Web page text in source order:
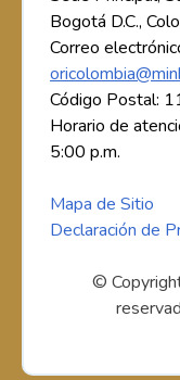
Bogotá D.C.,
Correo
Código Postal:
Horario de
5:00 p.m.
Mapa de Sitio
Declaración de
©